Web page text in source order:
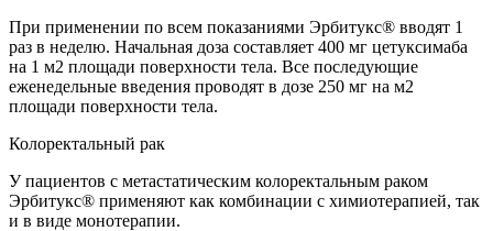
При применении по всем показаниями Эрбитукс® вводят 1
раз в неделю. Начальная доза составляет 400 мг цетуксимаба
на 1 м2 площади поверхности тела. Все последующие
еженедельные введения проводят в дозе 250 мг на м2
площади поверхности тела.
Колоректальный рак
У пациентов с метастатическим колоректальным раком
Эрбитукс® применяют как комбинации с химиотерапией, так
и в виде монотерапии.